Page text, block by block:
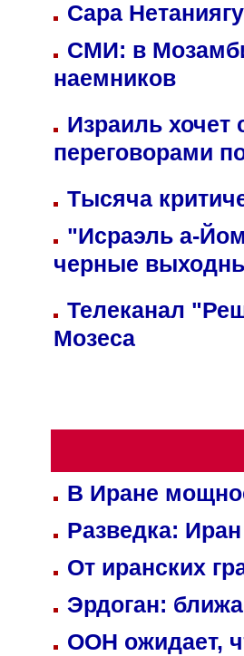
Сара
СМИ: в
наемников
Израиль хочет
переговорами
Тысяча
"Исраэль а-
черные
Телеканал
Мозеса
В Иране
Разведка:
От иранских
Эрдоган:
ООН ожидает,